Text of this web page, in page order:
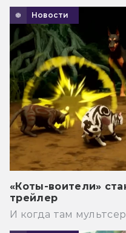
Новости
«Коты-воители»
трейлер
И когда там